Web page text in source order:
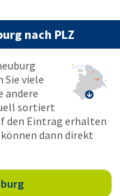
nach PLZ

Sie viele
andere
sortiert
den Eintrag erhalten
dann direkt